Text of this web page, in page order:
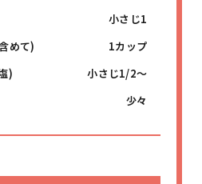
小さじ1
めて)
1カップ
)
小さじ1/2～
少々